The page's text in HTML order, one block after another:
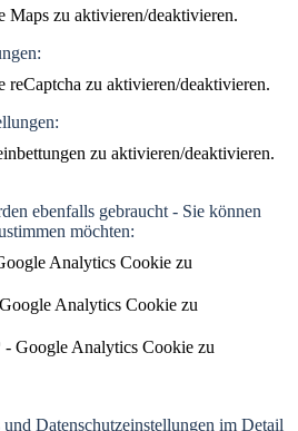
zu aktivieren/deaktivieren.
zu aktivieren/deaktivieren.
zu aktivieren/deaktivieren.
ebenfalls gebraucht - Sie können
möchten:
Analytics Cookie zu
Analytics Cookie zu
Google Analytics Cookie zu
Datenschutzeinstellungen im Detail